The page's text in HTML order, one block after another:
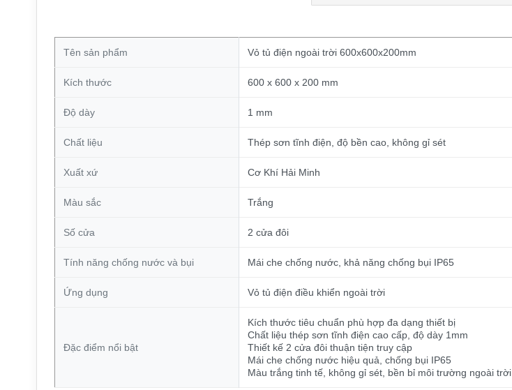
Tên sản phẩm Vỏ tủ điện ngoài trời 600x600x200mm
Kích thước 600 x 600 x 200 mm
Độ dày 1 mm
Chất liệu Thép sơn tĩnh điện, độ bền cao, không gỉ sét
Xuất xứ Cơ Khí Hải Minh
Màu sắc Trắng
Số cửa 2 cửa đôi
Tính năng chống nước và bụi Mái che chống nước, khả năng chống bụi IP65
Ứng dụng Vỏ tủ điện điều khiển ngoài trời
Đặc điểm nổi bật
Kích thước tiêu chuẩn phù hợp đa dạng thiết bị
Chất liệu thép sơn tĩnh điện cao cấp, độ dày 1mm
Thiết kế 2 cửa đôi thuận tiện truy cập
Mái che chống nước hiệu quả, chống bụi IP65
Màu trắng tinh tế, không gỉ sét, bền bỉ môi trường ngoài trời